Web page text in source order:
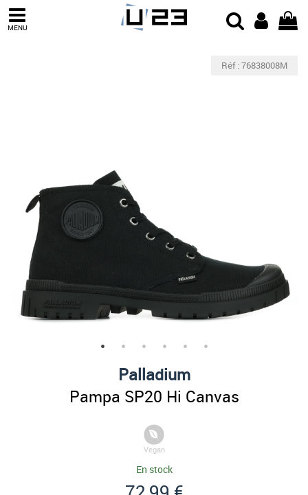
MENU
Réf : 76838008M
Palladium
Pampa SP20 Hi Canvas
Vegan
En stock